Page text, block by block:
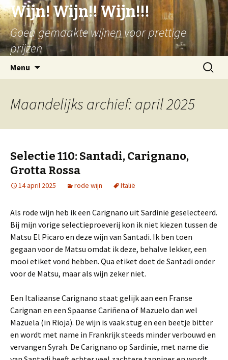
Wijn! Wijn!! Wijn!!!
Goed gemaakte wijnen voor prettige
prijzen
Menu
Zoeken
naar:
Maandelijks archief: april 2025
Selectie 110: Santadi, Carignano,
Grotta Rossa
14 april 2025 rode wijn Italië
Als rode wijn heb ik een Carignano uit Sardinië geselecteerd.
Bij mijn vorige selectieproeverij kon ik niet kiezen tussen de
Matsu El Picaro en deze wijn van Santadi. Ik ben toen
gegaan voor de Matsu omdat ik deze, behalve lekker, een
mooi etiket vond hebben. Qua etiket doet de Santadi onder
voor de Matsu, maar als wijn zeker niet.
Een Italiaanse Carignano staat gelijk aan een Franse
Carignan en een Spaanse Cariñena of Mazuelo dan wel
Mazuela (in Rioja). De wijn is vaak stug en een beetje bitter
en wordt met name in Frankrijk steeds minder verbouwd en
vervangen Syrah. De Carignano op Sardinie, met name die